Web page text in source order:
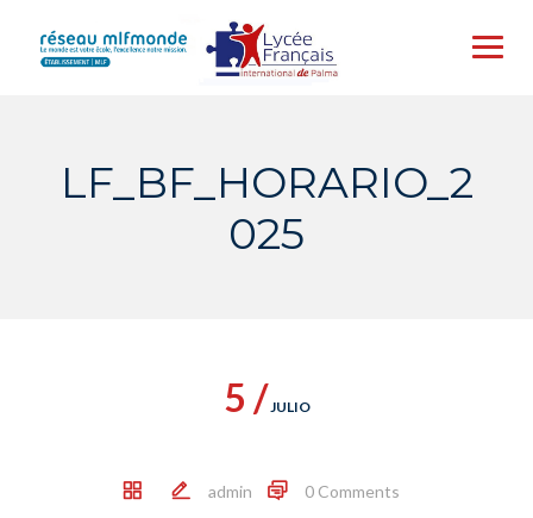
content
LF_BF_HORARIO_2
025
5 /JULIO
admin 0 Comments